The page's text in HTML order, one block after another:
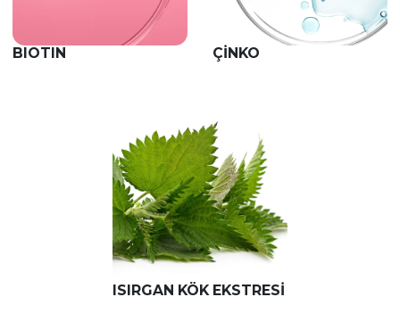
BIOTIN ÇİNKO
ISIRGAN KÖK EKSTRESI